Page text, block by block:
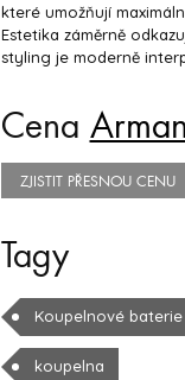
které umožňují
Estetika záměrně
styling je moderně
Cena
ZJISTIT PŘESNOU CENU
Tagy
Koupelnové baterie
koupelna